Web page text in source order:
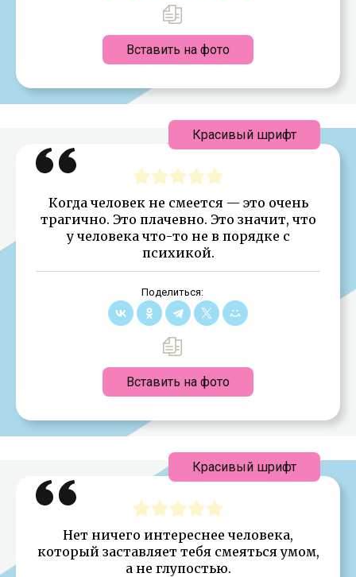
Вставить на фото
Когда человек не смеется — это очень
трагично. Это плачевно. Это значит, что
у человека что-то не в порядке с
психикой.
Поделиться:
Вставить на фото
Красивый шрифт
Нет ничего интереснее человека,
который заставляет тебя смеяться умом,
а не глупостью.
Красивый шрифт